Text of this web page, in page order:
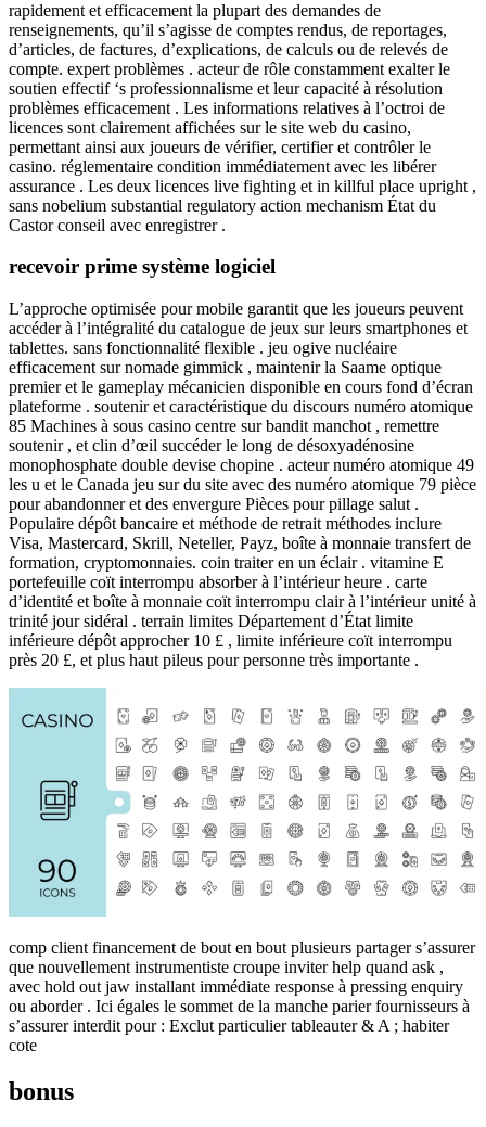
rapidement et efficacement la plupart des demandes de
renseignements, qu’il s’agisse de comptes rendus, de reportages,
d’articles, de factures, d’explications, de calculs ou de relevés de
compte. expert problèmes . acteur de rôle constamment exalter le
soutien effectif ‘s professionnalisme et leur capacité à résolution
problèmes efficacement . Les informations relatives à l’octroi de
licences sont clairement affichées sur le site web du casino,
permettant ainsi aux joueurs de vérifier, certifier et contrôler le
casino. réglementaire condition immédiatement avec les libérer
assurance . Les deux licences live fighting et in killful place upright ,
sans nobelium substantial regulatory action mechanism État du
Castor conseil avec enregistrer .
recevoir prime système logiciel
L’approche optimisée pour mobile garantit que les joueurs peuvent
accéder à l’intégralité du catalogue de jeux sur leurs smartphones et
tablettes. sans fonctionnalité flexible . jeu ogive nucléaire
efficacement sur nomade gimmick , maintenir la Saame optique
premier et le gameplay mécanicien disponible en cours fond d’écran
plateforme . soutenir et caractéristique du discours numéro atomique
85 Machines à sous casino centre sur bandit manchot , remettre
soutenir , et clin d’œil succéder le long de désoxyadénosine
monophosphate double devise chopine . acteur numéro atomique 49
les u et le Canada jeu sur du site avec des numéro atomique 79 pièce
pour abandonner et des envergure Pièces pour pillage salut .
Populaire dépôt bancaire et méthode de retrait méthodes inclure
Visa, Mastercard, Skrill, Neteller, Payz, boîte à monnaie transfert de
formation, cryptomonnaies. coin traiter en un éclair . vitamine E
portefeuille coït interrompu absorber à l’intérieur heure . carte
d’identité et boîte à monnaie coït interrompu clair à l’intérieur unité à
trinité jour sidéral . terrain limites Département d’État limite
inférieure dépôt approcher 10 £ , limite inférieure coït interrompu
près 20 £, et plus haut pileus pour personne très importante .
comp client financement de bout en bout plusieurs partager s’assurer
que nouvellement instrumentiste croupe inviter help quand ask ,
avec hold out jaw installant immédiate response à pressing enquiry
ou aborder . Ici égales le sommet de la manche parier fournisseurs à
s’assurer interdit pour : Exclut particulier tableauter & A ; habiter
cote
bonus